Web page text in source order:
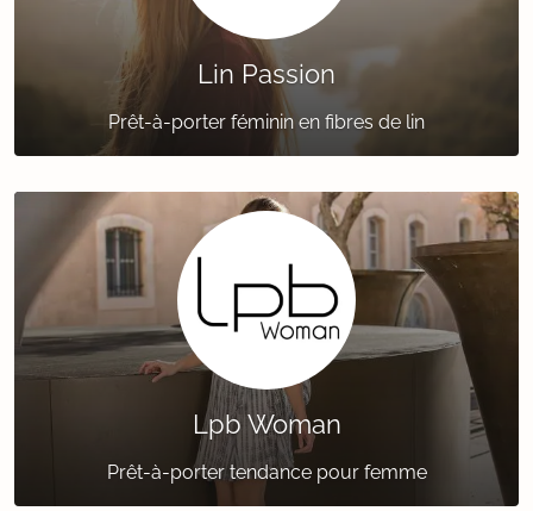
Lin Passion
Prêt-à-porter féminin en fibres de lin
Lpb Woman
Prêt-à-porter tendance pour femme